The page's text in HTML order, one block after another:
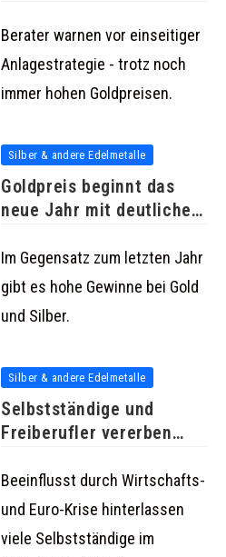
Berater warnen vor einseitiger
Anlagestrategie - trotz noch
immer hohen Goldpreisen.
Silber & andere Edelmetalle
Goldpreis beginnt das
neue Jahr mit deutlichen
Im Gegensatz zum letzten Jahr
gibt es hohe Gewinne bei Gold
und Silber.
Silber & andere Edelmetalle
Selbstständige und
Freiberufler vererben
Beeinflusst durch Wirtschafts-
und Euro-Krise hinterlassen
viele Selbstständige im